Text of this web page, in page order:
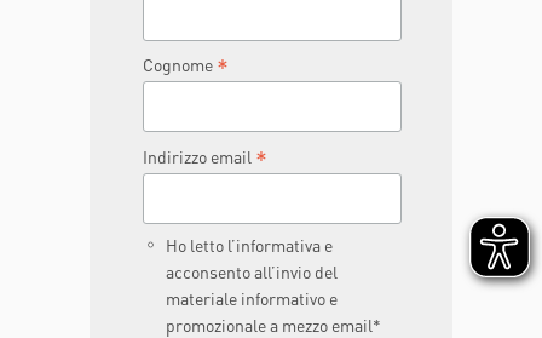
Cognome *
Indirizzo email *
Ho letto l’informativa e
acconsento all’invio del
materiale informativo e
promozionale a mezzo email*